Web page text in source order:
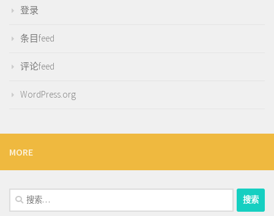
登录
条目feed
评论feed
WordPress.org
MORE
搜
索：